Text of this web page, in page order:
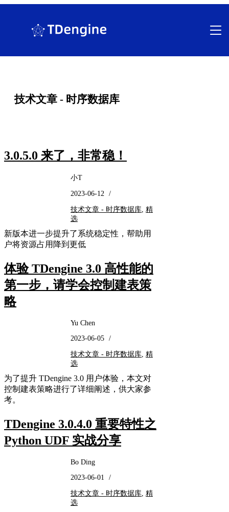
技术文章 - 时序数据库
3.0.5.0 来了，非常稳！
小T
2023-06-12 /
技术文章 - 时序数据库 精
选
新版本进一步提升了系统稳定性，帮助用
户将资源占用降到更低
体验 TDengine 3.0 高性能的
第一步，请学会控制建表策
略
Yu Chen
2023-06-05 /
技术文章 - 时序数据库 精
选
为了提升 TDengine 3.0 用户体验，本文对
控制建表策略进行了详细阐述，供大家参
考。
TDengine 3.0.4.0 重要特性之
Python UDF 实战分享
Bo Ding
2023-06-01
/
技术文章 - 时序数据库 精
选